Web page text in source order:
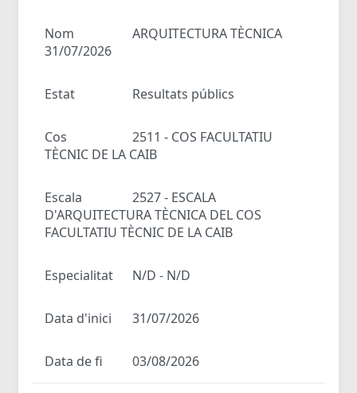
Nom
ARQUITECTURA TÈCNICA
31/07/2026
Estat Resultats públics
Cos
2511 - COS FACULTATIU
TÈCNIC DE LA CAIB
Escala
2527 - ESCALA
D'ARQUITECTURA TÈCNICA DEL COS
FACULTATIU TÈCNIC DE LA CAIB
Especialitat N/D - N/D
Data d'inici 31/07/2026
Data de fi 03/08/2026